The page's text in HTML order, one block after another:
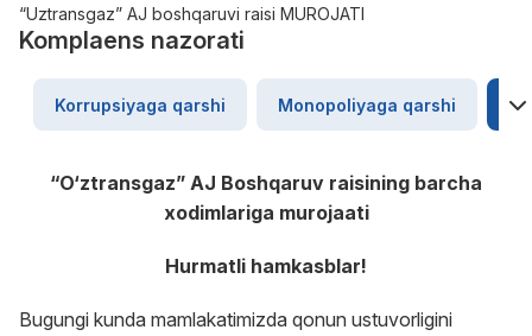
“Uztransgaz” AJ boshqaruvi raisi MUROJATI
Komplaens nazorati
Korrupsiyaga qarshi Monopoliyaga qarshi
“O‘ztransgaz” AJ Boshqaruv raisining barcha
xodimlariga murojaati
Hurmatli hamkasblar!
Bugungi kunda mamlakatimizda qonun ustuvorligini